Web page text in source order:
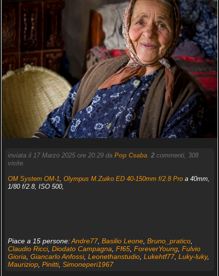
inviata il 17 Marzo 2025 ore 20:29 da Pop Csaba. 2commenti, 308
visite.
OM System OM-1, Olympus M.Zuiko ED 40-150mm f/2.8 Proa 40mm,
1/80 f/2.8, ISO 500,
Piace a 15 persone:Andre77, Basilio Leone, Bruno_pratico,
Claudio Ricci, Diodato Campagna, Ff65, ForeverYoung, Fulvio
Gioria, Giancarlo Anfossi, Leonethanstudio, Lukehtf77, Luky-luky,
Mauriziop, Pinitti, Simoneperi1967